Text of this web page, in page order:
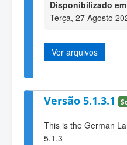
Disponibilizado em
Terça, 27 Agosto
Ver arquivos
Versão 5.1.3.1
This is the German
5.1.3